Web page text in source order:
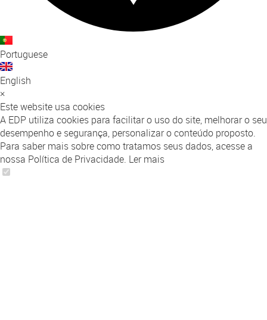
Portuguese
English
×
Este website usa cookies
A EDP utiliza cookies para facilitar o uso do site, melhorar o seu
desempenho e segurança, personalizar o conteúdo proposto.
Para saber mais sobre como tratamos seus dados, acesse a
nossa Política de Privacidade. Ler mais